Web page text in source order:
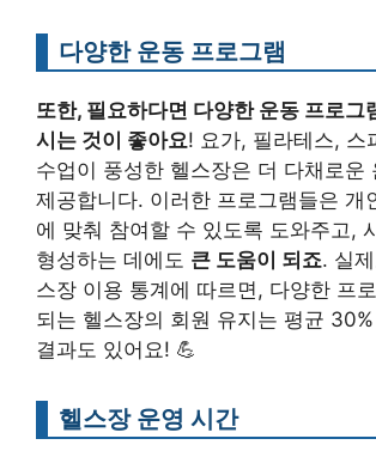
다양한 운동 프로그램
또한, 필요하다면 다양한 운동 프로그
시는 것이 좋아요! 요가, 필라테스, 스
수업이 풍성한 헬스장은 더 다채로운
제공합니다. 이러한 프로그램들은 개
에 맞춰 참여할 수 있도록 도와주고,
형성하는 데에도 큰 도움이 되죠. 실
스장 이용 통계에 따르면, 다양한 프
되는 헬스장의 회원 유지는 평균
결과도 있어요! 💪
헬스장 운영 시간